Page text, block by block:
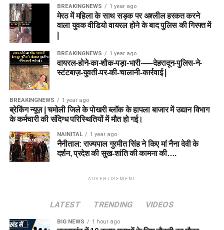
BREAKINGNEWS 1 year ago
मेरठ में महिला के साथ सड़क पर अश्लील हरकत करने
वाला युवक वीडियो वायरल होने के बाद पुलिस की गिरफ्त में
BREAKINGNEWS 1 year ago
वायरल-होने-का-शौक-पड़ा-भारी-—-देहरादून-पुलिस-ने-
स्टंटबाज़-युवती-पर-की-चालानी-कार्रवाई |
BREAKINGNEWS 1 year ago
ब्रेकिंग न्यूज़ | चमोली जिले के पोखरी ब्लॉक के हापला बाजार में उद्यान विभाग
के कर्मचारी की संदिग्ध परिस्थितियों में मौत हो गई।
NAINITAL 1 year ago
नैनीताल: राज्यपाल गुरमीत सिंह ने किए मां नैना देवी के
दर्शन, प्रदेश की सुख-शांति की कामना की….
ADVERTISEMENT
LATEST TRENDING VIDEOS
BIG NEWS 1 hour ago